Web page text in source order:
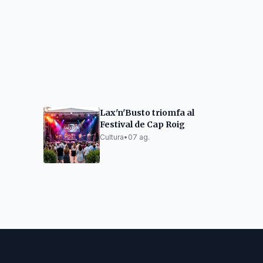
Lax'n'Busto triomfa al
Festival de Cap Roig
Cultura• 07 ag.